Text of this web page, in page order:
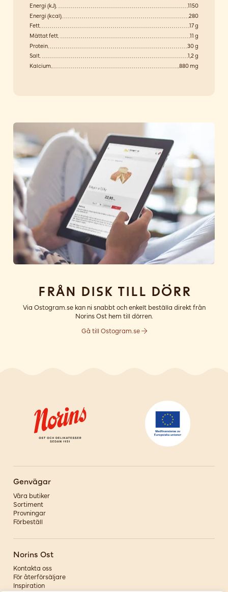
Energi (kJ)
1150
Energi (kcal)
280
Fett
17 g
Mättat fett
11 g
Protein
30 g
Salt
1,2 g
Kalcium
880 mg
Från disk till dörr
Via Ostogram.se kan ni snabbt och enkelt beställa direkt från
Norins Ost hem till dörren.
Gå till Ostogram.se
Genvägar
Våra butiker
Sortiment
Provningar
Förbeställ
Norins Ost
Kontakta oss
För återförsäljare
Inspiration